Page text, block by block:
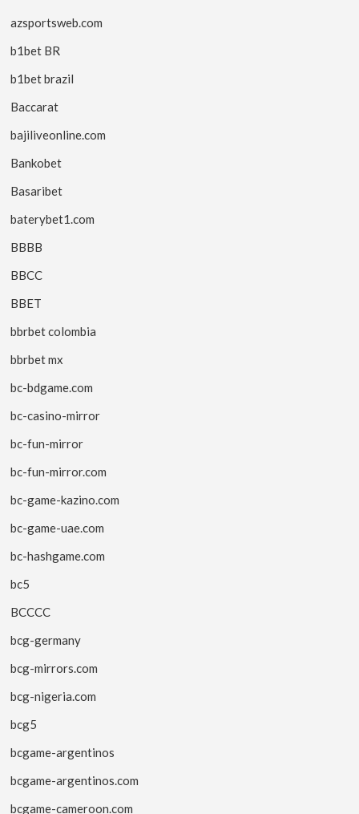
azsportsweb.com
b1bet BR
b1bet brazil
Baccarat
bajiliveonline.com
Bankobet
Basaribet
baterybet1.com
BBBB
BBCC
BBET
bbrbet colombia
bbrbet mx
bc-bdgame.com
bc-casino-mirror
bc-fun-mirror
bc-fun-mirror.com
bc-game-kazino.com
bc-game-uae.com
bc-hashgame.com
bc5
BCCCC
bcg-germany
bcg-mirrors.com
bcg-nigeria.com
bcg5
bcgame-argentinos
bcgame-argentinos.com
bcgame-cameroon.com